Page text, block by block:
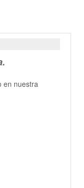
en nuestra